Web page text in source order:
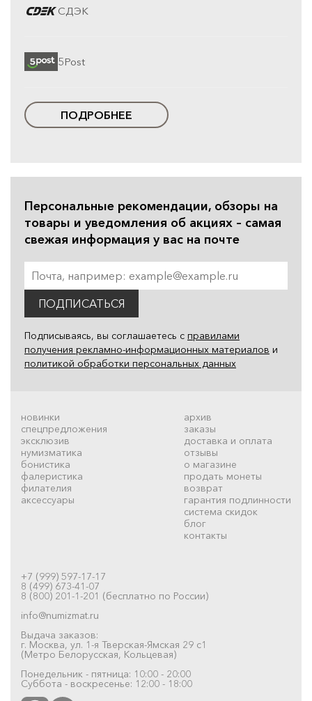
СДЭК
5Post
ПОДРОБНЕЕ
Персональные рекомендации, обзоры на
товары и уведомления об акциях – самая
свежая информация у вас на почте
ПОДПИСАТЬСЯ
Подписываясь, вы соглашаетесь с правилами
получения рекламно-информационных материалов и
политикой обработки персональных данных
новинки
спецпредложения
эксклюзив
нумизматика
бонистика
фалеристика
филателия
аксессуары
архив
заказы
доставка и оплата
отзывы
о магазине
продать монеты
возврат
гарантия подлинности
система скидок
блог
контакты
+7 (999) 597-17-17
8 (499) 673-41-07
8 (800) 201-1-201 (бесплатно по России)
info@numizmat.ru
Выдача заказов:
г. Москва, ул. 1-я Тверская-Ямская 29 с1
(Метро Белорусская, Кольцевая)
Понедельник - пятница: 10:00 - 20:00
Суббота - воскресенье: 12:00 - 18:00